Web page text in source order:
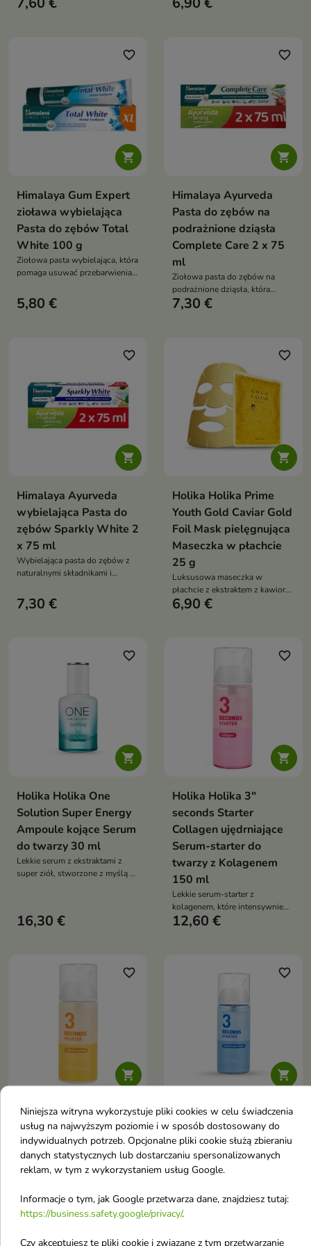
składników pochodzenia
naturalnego
oraz przywracać skórze

favorite_border
Himalaya Gum Expert
zioława wybielająca
Pasta do zębów Total
White 100 g
Ziołowa pasta wybielająca, która
pomaga usuwać przebarwienia,
zapewnia świeży oddech i
widocznie bielsze zęby już po 2
5,80 €

favorite_border
Himalaya Ayurveda
Pasta do zębów na
podrażnione dziąsła
Complete Care 2 x 75
ml
Ziołowa pasta do zębów na
podrażnione dziąsła, która
pomaga ograniczać krwawienie
7,30 €

favorite_border
Himalaya Ayurveda
wybielająca Pasta do
zębów Sparkly White 2
x 75 ml
Wybielająca pasta do zębów z
naturalnymi składnikami i
pomaga usuwać przebarwienia,
wspiera ochronę dziąseł oraz
7,30 €

favorite_border
Holika Holika Prime
Youth Gold Caviar Gold
Foil Mask pielęgnująca
Maseczka w płachcie
25 g
Luksusowa maseczka w
płachcie z ekstraktem z kawioru i
złotem koloidalnym, która
6,90 €

favorite_border
Holika Holika One
Solution Super Energy
Ampoule kojące Serum
do twarzy 30 ml
Lekkie serum z ekstraktami z
super ziół, stworzone z myślą o
podrażnienia oraz pomaga
16,30 €

favorite_border
Holika Holika 3"
seconds Starter
Collagen ujędrniające
Serum-starter do
twarzy z Kolagenem
150 ml
Lekkie serum-starter z
kolagenem, które intensywnie
nawilża skórę, poprawia jej
12,60 €

favorite_border
Holika Holika 3"
seconds Starter Vita
Complex Serum-starter
do twarzy z
Kompleksem witamin
150 ml
Serum-starter, które intensywnie

favorite_border
Holika Holika 3"
seconds Starter
Hyaluronic Acid
nawilżające Serum-
starter do twarzy z
Kwasem hialuronowym
150 ml
kwasem hialuronowym, które
Niniejsza witryna wykorzystuje pliki cookies w celu świadczenia
usług na najwyższym poziomie i w sposób dostosowany do
indywidualnych potrzeb. Opcjonalne pliki cookie służą zbieraniu
danych statystycznych lub dostarczaniu spersonalizowanych
reklam, w tym z wykorzystaniem usług Google.
Informacje o tym, jak Google przetwarza dane, znajdziesz tutaj:
https://business.safety.google/privacy/.
Czy akceptujesz te pliki cookie i związane z tym przetwarzanie